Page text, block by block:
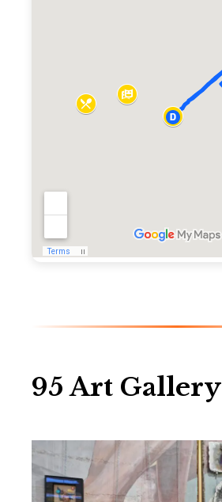
95 Art Gallery